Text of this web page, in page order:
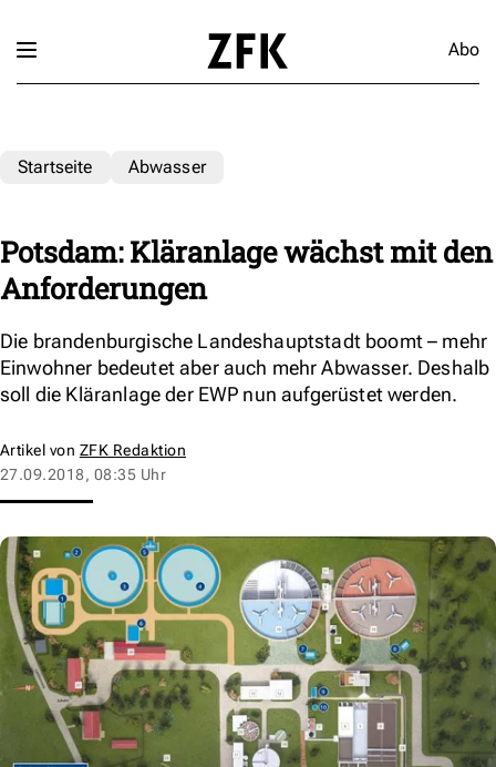
Abo
Startseite Abwasser
Potsdam: Kläranlage wächst mit den
Anforderungen
Die brandenburgische Landeshauptstadt boomt – mehr
Einwohner bedeutet aber auch mehr Abwasser. Deshalb
soll die Kläranlage der EWP nun aufgerüstet werden.
Artikel von ZFK Redaktion
27.09.2018, 08:35 Uhr